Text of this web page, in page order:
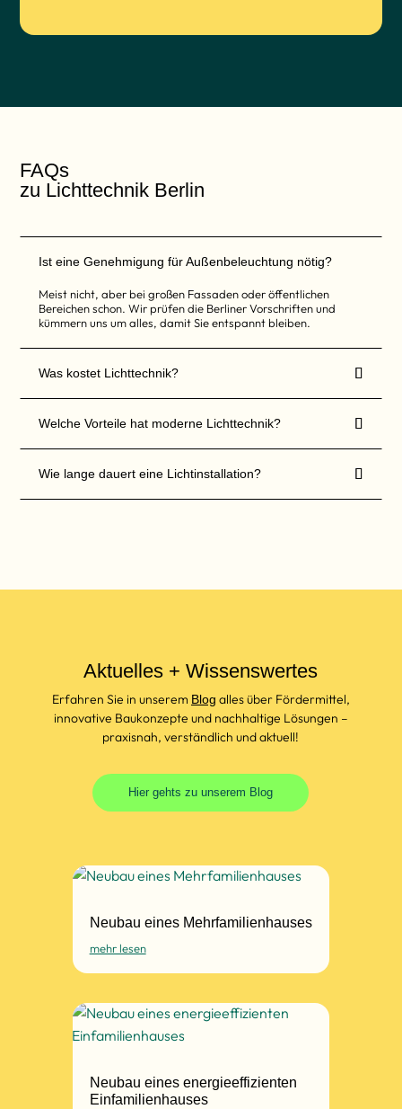
e
l
l
t
i
h
a
u
s
g
ü
l
l
w
r
e
FAQs
zu Lichttechnik Berlin
Ist eine Genehmigung für Außenbeleuchtung nötig?
Meist nicht, aber bei großen Fassaden oder öffentlichen
Bereichen schon. Wir prüfen die Berliner Vorschriften und
kümmern uns um alles, damit Sie entspannt bleiben.

Was kostet Lichttechnik?

Welche Vorteile hat moderne Lichttechnik?

Wie lange dauert eine Lichtinstallation?
Aktuelles + Wissenswertes
Erfahren Sie in unserem Blog alles über Fördermittel,
innovative Baukonzepte und nachhaltige Lösungen –
praxisnah, verständlich und aktuell!
Hier gehts zu unserem Blog
Neubau eines Mehrfamilienhauses
mehr lesen
Neubau eines energieeffizienten
Einfamilienhauses